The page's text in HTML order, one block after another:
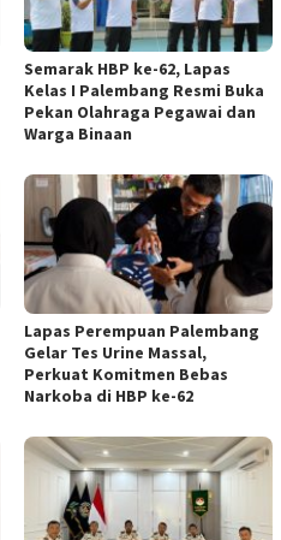
Semarak HBP ke-62, Lapas
Kelas I Palembang Resmi Buka
Pekan Olahraga Pegawai dan
Warga Binaan
Lapas Perempuan Palembang
Gelar Tes Urine Massal,
Perkuat Komitmen Bebas
Narkoba di HBP ke-62